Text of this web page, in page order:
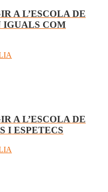
A L’ESCOLA DE
IGUALS COM
A L’ESCOLA DE
I ESPETECS